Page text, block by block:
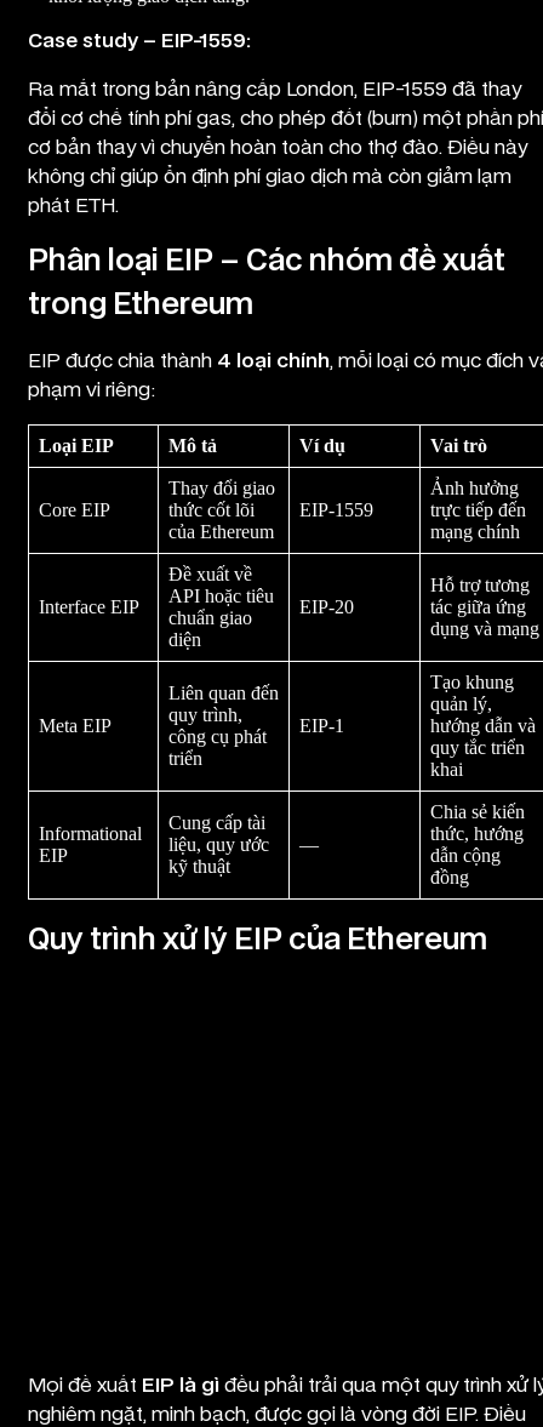
Case study – EIP-1559:
Ra mắt trong bản nâng cấp London, EIP-1559 đã thay
đổi cơ chế tính phí gas, cho phép đốt (burn) một phần phí
cơ bản thay vì chuyển hoàn toàn cho thợ đào. Điều này
không chỉ giúp ổn định phí giao dịch mà còn giảm lạm
phát ETH.
Phân loại EIP – Các nhóm đề xuất
trong Ethereum
EIP được chia thành 4 loại chính, mỗi loại có mục đích
phạm vi riêng:
Loại EIP Mô tả Ví dụ Vai trò
Core EIP
Thay đổi giao
thức cốt lõi
của Ethereum
EIP-1559
Ảnh hưởng
trực tiếp đến
mạng chính
Interface EIP
Đề xuất về
API hoặc tiêu
chuẩn giao
diện
EIP-20
Hỗ trợ tương
tác giữa ứng
dụng và mạng
Meta EIP
Liên quan đến
quy trình,
công cụ phát
triển
EIP-1
Tạo khung
quản lý,
hướng dẫn và
quy tắc triển
khai
Informational
EIP
Cung cấp tài
liệu, quy ước
kỹ thuật
—
Chia sẻ kiến
thức, hướng
dẫn cộng
đồng
Quy trình xử lý EIP của Ethereum
Mọi đề xuất EIP là gì đều phải trải qua một quy trình xử
nghiêm ngặt, minh bạch, được gọi là vòng đời EIP. Điều